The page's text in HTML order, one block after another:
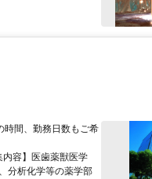
時間、勤務日数もご希
容】医歯薬獣医学
分析化学等の薬学部